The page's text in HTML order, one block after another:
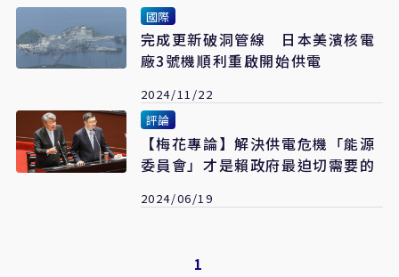
國際
完成更新破洞管線 日本美濱核電
廠3號機順利重啟開始供電
2024/11/22
評論
【梅花專論】解決供電危機「能源
委員會」才是賴政府最迫切需要的
2024/06/19
1